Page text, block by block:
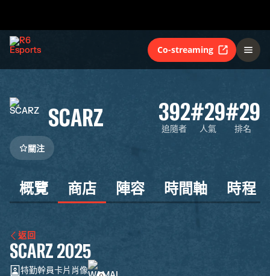
Co-streaming
SCARZ 392
追隨者
#29
人氣
#29
排名
關注
概覽 商店 陣容 時間軸 時程
返回
SCARZ 2025
特勤幹員卡片肖像